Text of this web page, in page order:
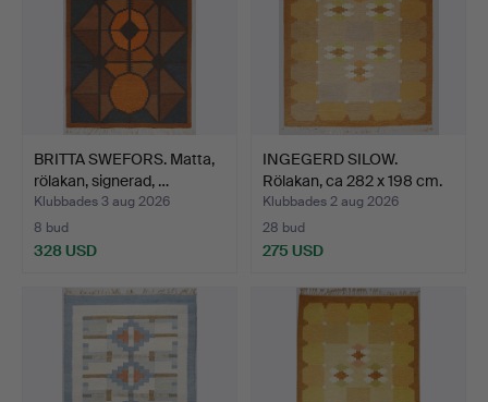
BRITTA SWEFORS. Matta,
rölakan, signerad, …
Klubbades 3 aug 2026
8 bud
328 USD
INGEGERD SILOW.
Rölakan, ca 282 x 198 cm.
Klubbades 2 aug 2026
28 bud
275 USD